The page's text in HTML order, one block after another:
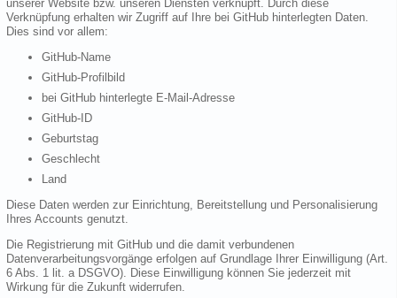
unserer Website bzw. unseren Diensten verknüpft. Durch diese
Verknüpfung erhalten wir Zugriff auf Ihre bei GitHub hinterlegten Daten.
Dies sind vor allem:
GitHub-Name
GitHub-Profilbild
bei GitHub hinterlegte E-Mail-Adresse
GitHub-ID
Geburtstag
Geschlecht
Land
Diese Daten werden zur Einrichtung, Bereitstellung und Personalisierung
Ihres Accounts genutzt.
Die Registrierung mit GitHub und die damit verbundenen
Datenverarbeitungsvorgänge erfolgen auf Grundlage Ihrer Einwilligung (Art.
6 Abs. 1 lit. a DSGVO). Diese Einwilligung können Sie jederzeit mit
Wirkung für die Zukunft widerrufen.